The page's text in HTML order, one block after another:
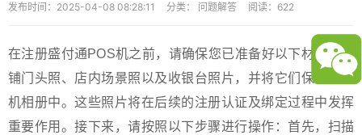
发布时间：2025-04-08 08:28:11 分类： 问题解答 阅读：622
在注册盛付通POS机之前，请确保您已准备好以下材料：店
铺门头照、店内场景照以及收银台照片，并将它们保存在手
机相册中。这些照片将在后续的注册认证及绑定过程中发挥
重要作用。接下来，请按照以下步骤进行操作：首先，扫描